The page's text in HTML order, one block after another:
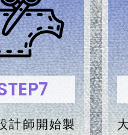
計師開始製